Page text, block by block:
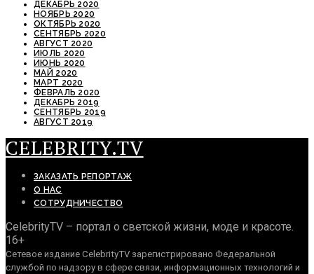
ДЕКАБРЬ 2020
НОЯБРЬ 2020
ОКТЯБРЬ 2020
СЕНТЯБРЬ 2020
АВГУСТ 2020
ИЮЛЬ 2020
ИЮНЬ 2020
МАЙ 2020
МАРТ 2020
ФЕВРАЛЬ 2020
ДЕКАБРЬ 2019
СЕНТЯБРЬ 2019
АВГУСТ 2019
CELEBRITY.TV
ЗАКАЗАТЬ РЕПОРТАЖ
О НАС
СОТРУДНИЧЕСТВО
CelebrityTV – портал о светской жизни, моде и красоте.
16+
Сетевое издание CelebrityTV зарегистрировано Федеральной
службой по надзору в сфере связи, информационных технологий и